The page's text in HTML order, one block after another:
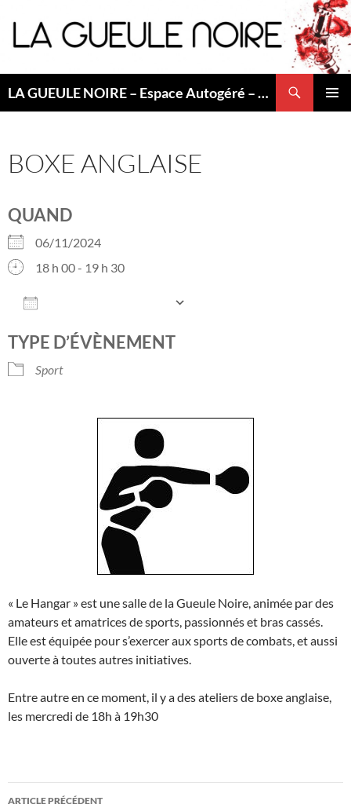
au
contenu
LA GUEULE NOIRE – Espace Autogéré – Saint Etienne
BOXE ANGLAISE
QUAND
06/11/2024
18 h 00 - 19 h 30
TYPE D’ÉVÈNEMENT
Sport
« Le Hangar » est une salle de la Gueule Noire, animée par des
amateurs et amatrices de sports, passionnés et bras cassés.
Elle est équipée pour s’exercer aux sports de combats, et aussi
ouverte à toutes autres initiatives.
Entre autre en ce moment, il y a des ateliers de boxe anglaise,
les mercredi de 18h à 19h30
Navigation
ARTICLE PRÉCÉDENT